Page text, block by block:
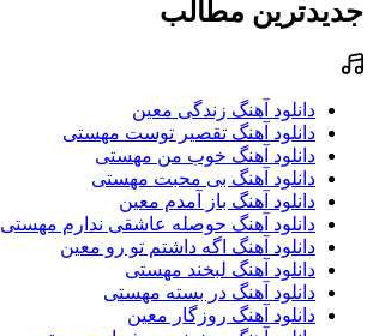
جدیدترین مطالب
دانلود آهنگ زندگی معین
دانلود آهنگ تقصیر توست مهستی
دانلود آهنگ خوب من مهستی
دانلود آهنگ بی محبت مهستی
دانلود آهنگ باز آمدم معین
دانلود آهنگ حوصله عاشقی ندارم مهستی
دانلود آهنگ اگه داشتم تو رو معین
دانلود آهنگ لبخند مهستی
دانلود آهنگ در بسته مهستی
دانلود آهنگ روزگار معین